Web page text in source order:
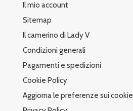
Il mio account
Sitemap
Il camerino di Lady V
Condizioni generali
Pagamenti e spedizioni
Cookie Policy
Aggiorna le preferenze sui cookie